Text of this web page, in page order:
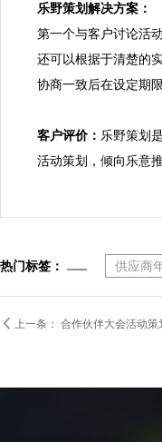
乐野策划解决方案：
第一个与客户讨论活
还可以根据于清楚的
协商一致后在设定期
客户评价： 乐野策划
活动策划，倾向乐意
热门标签： 供应商
 上一条： 合作伙伴大会活动